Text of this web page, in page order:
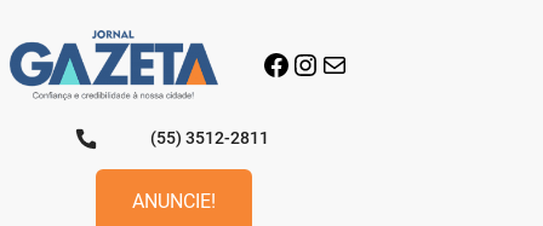
para
o
conteúdo
Facebook
Instagram
E-mail
(55) 3512-2811
ANUNCIE!